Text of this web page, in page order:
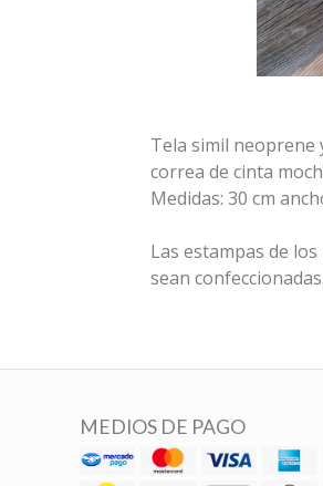
Tela simil neoprene
correa de cinta
Medidas: 30 cm
Las estampas de
sean confeccionadas.
MEDIOS DE PAGO